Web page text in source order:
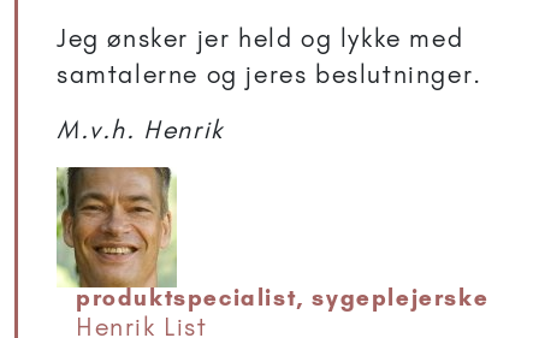
Jeg ønsker jer held og lykke med
samtalerne og jeres beslutninger.
M.v.h. Henrik
produktspecialist, sygeplejerske
Henrik List